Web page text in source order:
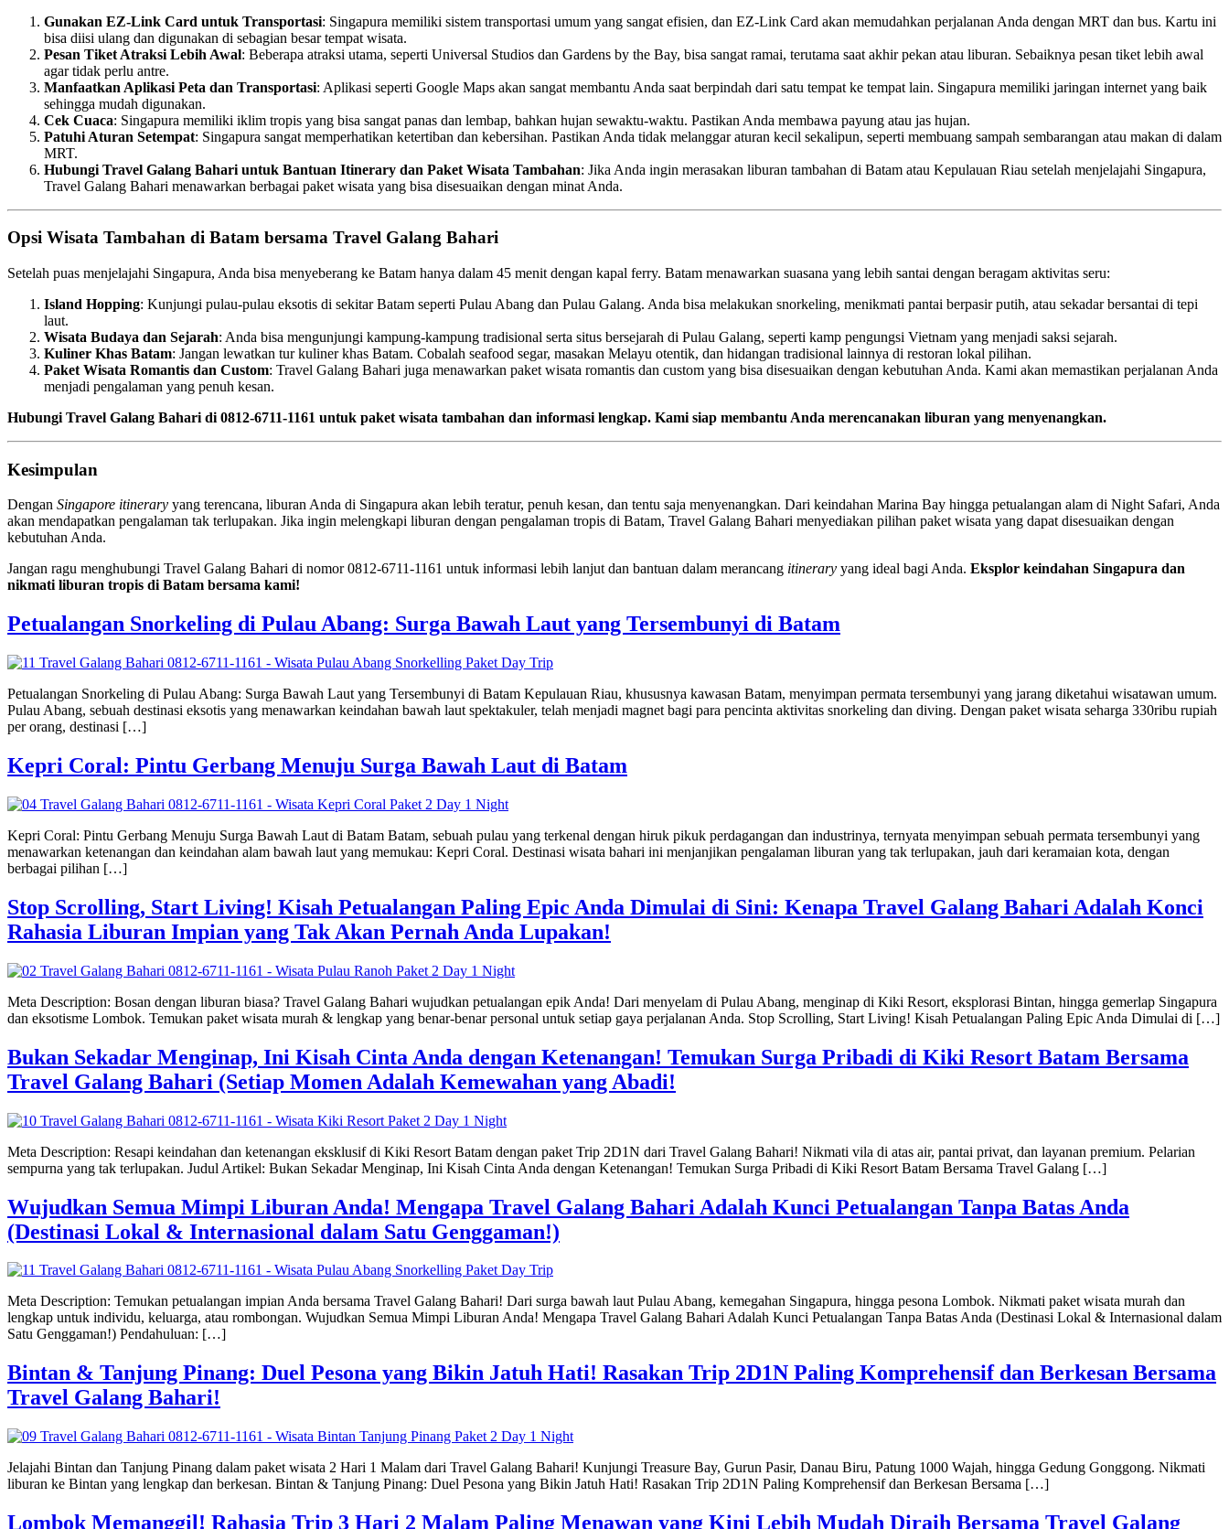
Gunakan EZ-Link Card untuk Transportasi: Singapura memiliki sistem transportasi umum yang sangat efisien, dan EZ-Link Card akan memudahkan perjalanan Anda dengan MRT dan bus. Kartu ini
bisa diisi ulang dan digunakan di sebagian besar tempat wisata.
Pesan Tiket Atraksi Lebih Awal: Beberapa atraksi utama, seperti Universal Studios dan Gardens by the Bay, bisa sangat ramai, terutama saat akhir pekan atau liburan. Sebaiknya pesan tiket lebih awal
agar tidak perlu antre.
Manfaatkan Aplikasi Peta dan Transportasi: Aplikasi seperti Google Maps akan sangat membantu Anda saat berpindah dari satu tempat ke tempat lain. Singapura memiliki jaringan internet yang baik
sehingga mudah digunakan.
Cek Cuaca: Singapura memiliki iklim tropis yang bisa sangat panas dan lembap, bahkan hujan sewaktu-waktu. Pastikan Anda membawa payung atau jas hujan.
Patuhi Aturan Setempat: Singapura sangat memperhatikan ketertiban dan kebersihan. Pastikan Anda tidak melanggar aturan kecil sekalipun, seperti membuang sampah sembarangan atau makan di dalam
MRT.
Hubungi Travel Galang Bahari untuk Bantuan Itinerary dan Paket Wisata Tambahan: Jika Anda ingin merasakan liburan tambahan di Batam atau Kepulauan Riau setelah menjelajahi Singapura,
Travel Galang Bahari menawarkan berbagai paket wisata yang bisa disesuaikan dengan minat Anda.
Opsi Wisata Tambahan di Batam bersama Travel Galang Bahari
Setelah puas menjelajahi Singapura, Anda bisa menyeberang ke Batam hanya dalam 45 menit dengan kapal ferry. Batam menawarkan suasana yang lebih santai dengan beragam aktivitas seru:
Island Hopping: Kunjungi pulau-pulau eksotis di sekitar Batam seperti Pulau Abang dan Pulau Galang. Anda bisa melakukan snorkeling, menikmati pantai berpasir putih, atau sekadar bersantai di tepi
laut.
Wisata Budaya dan Sejarah: Anda bisa mengunjungi kampung-kampung tradisional serta situs bersejarah di Pulau Galang, seperti kamp pengungsi Vietnam yang menjadi saksi sejarah.
Kuliner Khas Batam: Jangan lewatkan tur kuliner khas Batam. Cobalah seafood segar, masakan Melayu otentik, dan hidangan tradisional lainnya di restoran lokal pilihan.
Paket Wisata Romantis dan Custom: Travel Galang Bahari juga menawarkan paket wisata romantis dan custom yang bisa disesuaikan dengan kebutuhan Anda. Kami akan memastikan perjalanan Anda
menjadi pengalaman yang penuh kesan.
Hubungi Travel Galang Bahari di 0812-6711-1161 untuk paket wisata tambahan dan informasi lengkap. Kami siap membantu Anda merencanakan liburan yang menyenangkan.
Kesimpulan
Dengan Singapore itinerary yang terencana, liburan Anda di Singapura akan lebih teratur, penuh kesan, dan tentu saja menyenangkan. Dari keindahan Marina Bay hingga petualangan alam di Night Safari, Anda
akan mendapatkan pengalaman tak terlupakan. Jika ingin melengkapi liburan dengan pengalaman tropis di Batam, Travel Galang Bahari menyediakan pilihan paket wisata yang dapat disesuaikan dengan
kebutuhan Anda.
Jangan ragu menghubungi Travel Galang Bahari di nomor 0812-6711-1161 untuk informasi lebih lanjut dan bantuan dalam merancang itinerary yang ideal bagi Anda. Eksplor keindahan Singapura dan
nikmati liburan tropis di Batam bersama kami!
Petualangan Snorkeling di Pulau Abang: Surga Bawah Laut yang Tersembunyi di Batam
Petualangan Snorkeling di Pulau Abang: Surga Bawah Laut yang Tersembunyi di Batam Kepulauan Riau, khususnya kawasan Batam, menyimpan permata tersembunyi yang jarang diketahui wisatawan umum.
Pulau Abang, sebuah destinasi eksotis yang menawarkan keindahan bawah laut spektakuler, telah menjadi magnet bagi para pencinta aktivitas snorkeling dan diving. Dengan paket wisata seharga 330ribu rupiah
per orang, destinasi […]
Kepri Coral: Pintu Gerbang Menuju Surga Bawah Laut di Batam
Kepri Coral: Pintu Gerbang Menuju Surga Bawah Laut di Batam Batam, sebuah pulau yang terkenal dengan hiruk pikuk perdagangan dan industrinya, ternyata menyimpan sebuah permata tersembunyi yang
menawarkan ketenangan dan keindahan alam bawah laut yang memukau: Kepri Coral. Destinasi wisata bahari ini menjanjikan pengalaman liburan yang tak terlupakan, jauh dari keramaian kota, dengan
berbagai pilihan […]
Stop Scrolling, Start Living! Kisah Petualangan Paling Epic Anda Dimulai di Sini: Kenapa Travel Galang Bahari Adalah Konci
Rahasia Liburan Impian yang Tak Akan Pernah Anda Lupakan!
Meta Description: Bosan dengan liburan biasa? Travel Galang Bahari wujudkan petualangan epik Anda! Dari menyelam di Pulau Abang, menginap di Kiki Resort, eksplorasi Bintan, hingga gemerlap Singapura
dan eksotisme Lombok. Temukan paket wisata murah & lengkap yang benar-benar personal untuk setiap gaya perjalanan Anda. Stop Scrolling, Start Living! Kisah Petualangan Paling Epic Anda Dimulai di […]
Bukan Sekadar Menginap, Ini Kisah Cinta Anda dengan Ketenangan! Temukan Surga Pribadi di Kiki Resort Batam Bersama
Travel Galang Bahari (Setiap Momen Adalah Kemewahan yang Abadi!
Meta Description: Resapi keindahan dan ketenangan eksklusif di Kiki Resort Batam dengan paket Trip 2D1N dari Travel Galang Bahari! Nikmati vila di atas air, pantai privat, dan layanan premium. Pelarian
sempurna yang tak terlupakan. Judul Artikel: Bukan Sekadar Menginap, Ini Kisah Cinta Anda dengan Ketenangan! Temukan Surga Pribadi di Kiki Resort Batam Bersama Travel Galang […]
Wujudkan Semua Mimpi Liburan Anda! Mengapa Travel Galang Bahari Adalah Kunci Petualangan Tanpa Batas Anda
(Destinasi Lokal & Internasional dalam Satu Genggaman!)
Meta Description: Temukan petualangan impian Anda bersama Travel Galang Bahari! Dari surga bawah laut Pulau Abang, kemegahan Singapura, hingga pesona Lombok. Nikmati paket wisata murah dan
lengkap untuk individu, keluarga, atau rombongan. Wujudkan Semua Mimpi Liburan Anda! Mengapa Travel Galang Bahari Adalah Kunci Petualangan Tanpa Batas Anda (Destinasi Lokal & Internasional dalam
Satu Genggaman!) Pendahuluan: […]
Bintan & Tanjung Pinang: Duel Pesona yang Bikin Jatuh Hati! Rasakan Trip 2D1N Paling Komprehensif dan Berkesan Bersama
Travel Galang Bahari!
Jelajahi Bintan dan Tanjung Pinang dalam paket wisata 2 Hari 1 Malam dari Travel Galang Bahari! Kunjungi Treasure Bay, Gurun Pasir, Danau Biru, Patung 1000 Wajah, hingga Gedung Gonggong. Nikmati
liburan ke Bintan yang lengkap dan berkesan. Bintan & Tanjung Pinang: Duel Pesona yang Bikin Jatuh Hati! Rasakan Trip 2D1N Paling Komprehensif dan Berkesan Bersama […]
Lombok Memanggil! Rahasia Trip 3 Hari 2 Malam Paling Menawan yang Kini Lebih Mudah Diraih Bersama Travel Galang